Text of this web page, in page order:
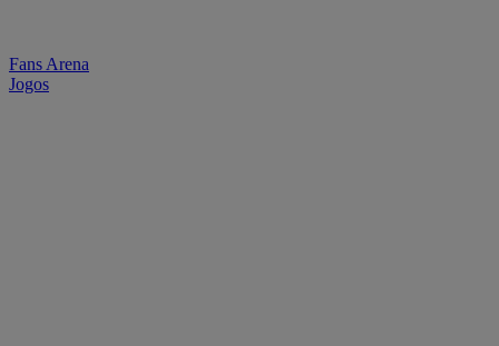
Fans Arena
Jogos